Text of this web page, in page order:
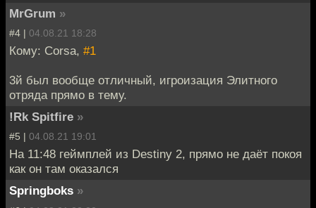
MrGrum »
#4 | 04.08.21 18:28
Кому: Corsa, #1
3й был вообще отличный, игроизация Элитного
отряда прямо в тему.
!Rk Spitfire »
#5 | 04.08.21 19:01
На 11:48 геймплей из Destiny 2, прямо не даёт покоя
как он там оказался
Springboks »